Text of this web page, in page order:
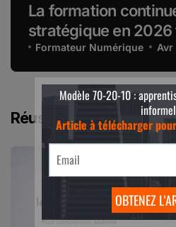
La formation
stratégique en 2026
l’obsolescence des
Formateur Numérique Avr
Réussir le Guide Qualiopi